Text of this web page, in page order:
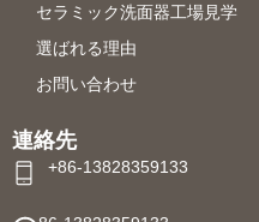
セラミック洗面器工場見学
選ばれる理由
お問い合わせ
連絡先
+86-13828359133